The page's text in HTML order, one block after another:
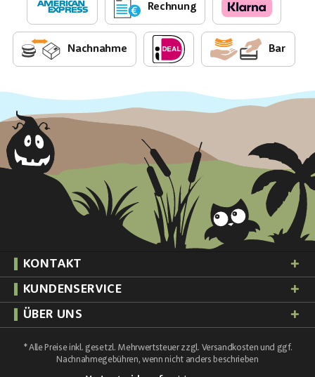
Rechnung
Nachnahme Bar
KONTAKT
KUNDENSERVICE
ÜBER UNS
* Alle Preise inkl. gesetzl. Mehrwertsteuer zzgl. Versandkosten und ggf.
Nachnahmegebühren, wenn nicht anders beschrieben